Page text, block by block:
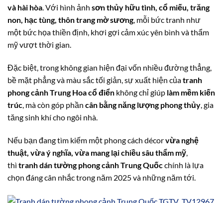
và hài hòa. Với hình ảnh sơn thủy hữu tình, cổ miếu, trăng
non, hạc tùng, thôn trang mờ sương, mỗi bức tranh như
một bức họa thiền định, khơi gợi cảm xúc yên bình và thẩm
mỹ vượt thời gian.
Đặc biệt, trong không gian hiện đại vốn nhiều đường thẳng,
bề mặt phẳng và màu sắc tối giản, sự xuất hiện củatranh
phong cảnh Trung Hoa cổ điển không chỉ giúp làm mềm kiến
trúc , mà còn góp phần cân bằng năng lượng phong thủy , gia
tăng sinh khí cho ngôi nhà.
Nếu bạn đang tìm kiếm một phong cách décorvừa nghệ
thuật, vừa ý nghĩa, vừa mang lại chiều sâu thẩm mỹ
thì tranh dán tường phong cảnh Trung Quốcchính là lựa
chọn đáng cân nhắc trong năm 2025 và những năm tới.